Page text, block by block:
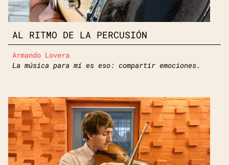
AL RITMO DE LA PERCUSIÓN
Armando Lovera
La música para mí es eso: compartir emociones.